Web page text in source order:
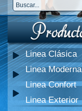
Linea Clásica
Linea Moderna
Linea Confort
Linea Exterior